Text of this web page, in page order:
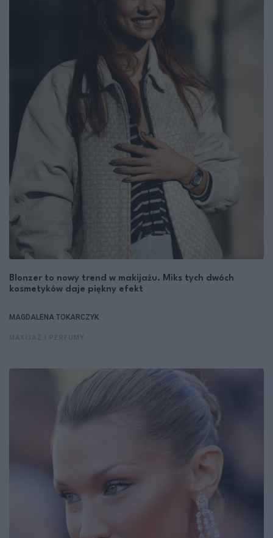
Blonzer to nowy trend w makijażu. Miks tych dwóch
kosmetyków daje piękny efekt
MAGDALENA TOKARCZYK